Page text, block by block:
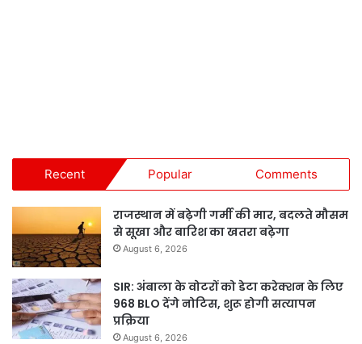
Recent Popular Comments
राजस्थान में बढ़ेगी गर्मी की मार, बदलते मौसम
से सूखा और बारिश का खतरा बढ़ेगा
August 6, 2026
SIR: अंबाला के वोटरों को डेटा करेक्शन के लिए
968 BLO देंगे नोटिस, शुरू होगी सत्यापन
प्रक्रिया
August 6, 2026